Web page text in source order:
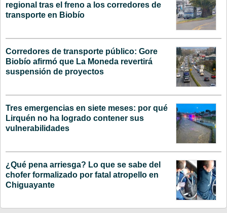
regional tras el freno a los corredores de
transporte en Biobío
Corredores de transporte público: Gore
Biobío afirmó que La Moneda revertirá
suspensión de proyectos
Tres emergencias en siete meses: por qué
Lirquén no ha logrado contener sus
vulnerabilidades
¿Qué pena arriesga? Lo que se sabe del
chofer formalizado por fatal atropello en
Chiguayante